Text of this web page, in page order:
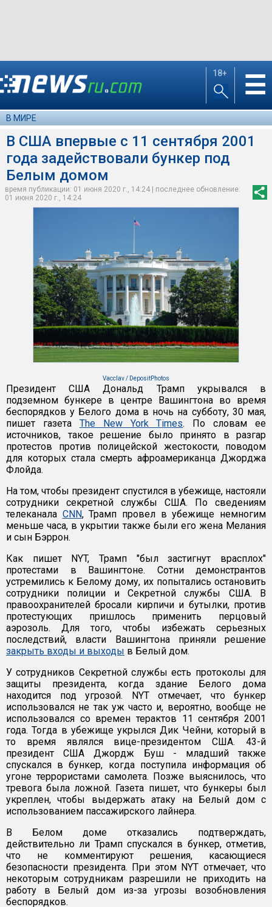
18+ ☰
В МИРЕ
В США впервые с 11 сентября 2001
года задействовали бункер под
Белым домом
время публикации: 01 июня 2020 г., 14:24 | последнее обновление:
01 июня 2020 г., 14:24
Vacclav / DepositPhotos
Президент США Дональд Трамп укрывался в
подземном бункере в центре Вашингтона во время
беспорядков у Белого дома в ночь на субботу, 30 мая,
пишет газета The New York Times. По словам ее
источников, такое решение было принято в разгар
протестов против полицейской жестокости, поводом
для которых стала смерть афроамериканца Джорджа
Флойда.
На том, чтобы президент спустился в убежище, настояли
сотрудники секретной службы США. По сведениям
телеканала CNN, Трамп провел в убежище немногим
меньше часа, в укрытии также были его жена Мелания
и сын Бэррон.
Как пишет NYT, Трамп "был застигнут врасплох"
протестами в Вашингтоне. Сотни демонстрантов
устремились к Белому дому, их попытались остановить
сотрудники полиции и Секретной службы США. В
правоохранителей бросали кирпичи и бутылки, против
протестующих пришлось применить перцовый
аэрозоль. Для того, чтобы избежать серьезных
последствий, власти Вашингтона приняли решение
закрыть входы и выходы в Белый дом.
У сотрудников Секретной службы есть протоколы для
защиты президента, когда здание Белого дома
находится под угрозой. NYT отмечает, что бункер
использовался не так уж часто и, вероятно, вообще не
использовался со времен терактов 11 сентября 2001
года. Тогда в убежище укрылся Дик Чейни, который в
то время являлся вице-президентом США. 43-й
президент США Джордж Буш - младший также
спускался в бункер, когда поступила информация об
угоне террористами самолета. Позже выяснилось, что
тревога была ложной. Газета пишет, что бункеры был
укреплен, чтобы выдержать атаку на Белый дом с
использованием пассажирского лайнера.
В Белом доме отказались подтверждать,
действительно ли Трамп спускался в бункер, отметив,
что не комментируют решения, касающиеся
безопасности президента. При этом NYT отмечает, что
некоторым сотрудникам разрешили не приходить на
работу в Белый дом из-за угрозы возобновления
беспорядков.